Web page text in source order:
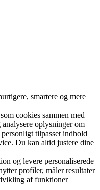
smartere og mere
cookies sammen med
analysere oplysninger om
tilpasset indhold
Du kan altid justere dine
og levere personaliserede
profiler, måler resultater
af funktioner